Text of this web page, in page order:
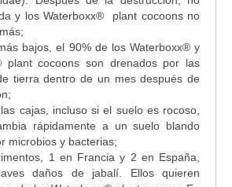
y los Waterboxx® plant cocoons no
bajos, el 90% de los Waterboxx® y
plant cocoons son drenados por las
tierra dentro de un mes después de
cajas, incluso si el suelo es rocoso,
rápidamente a un suelo blando
microbios y bacterias;
1 en Francia y 2 en España,
daños de jabalí. Ellos quieren